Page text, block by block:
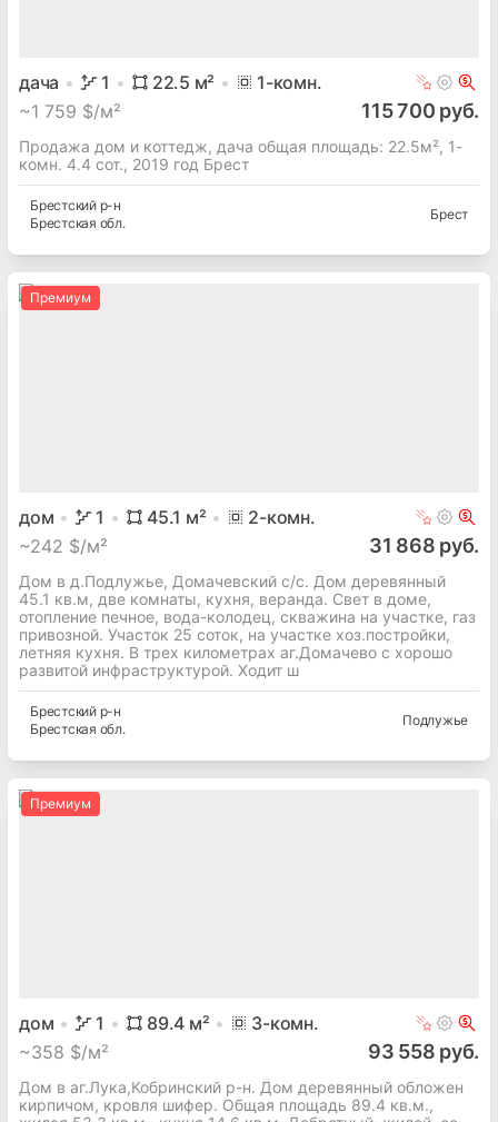
дача 1 22.5 м² 1-комн.
~1 759 $/м² 115 700 руб.
Продажа дом и коттедж, дача общая площадь: 22.5м², 1-
комн. 4.4 сот., 2019 год Брест
Брестскийр-н
Брестская обл.
Брест
Премиум
дом 1 45.1 м² 2-комн.
~242 $/м² 31 868 руб.
Дом в д.Подлужье, Домачевский с/с. Дом деревянный
45.1 кв.м, две комнаты, кухня, веранда. Свет в доме,
отопление печное, вода-колодец, скважина на участке, газ
привозной. Участок 25 соток, на участке хоз.постройки,
летняя кухня. В трех километрах аг.Домачево с хорошо
развитой инфраструктурой. Ходит ш
Брестскийр-н
Брестская обл.
Подлужье
Премиум
дом 1 89.4 м² 3-комн.
~358 $/м² 93 558 руб.
Дом в аг.Лука,Кобринский р-н. Дом деревянный обложен
кирпичом, кровля шифер. Общая площадь 89.4 кв.м.,